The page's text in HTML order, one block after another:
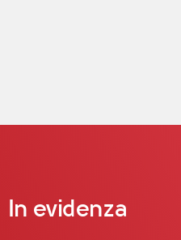
In evidenza